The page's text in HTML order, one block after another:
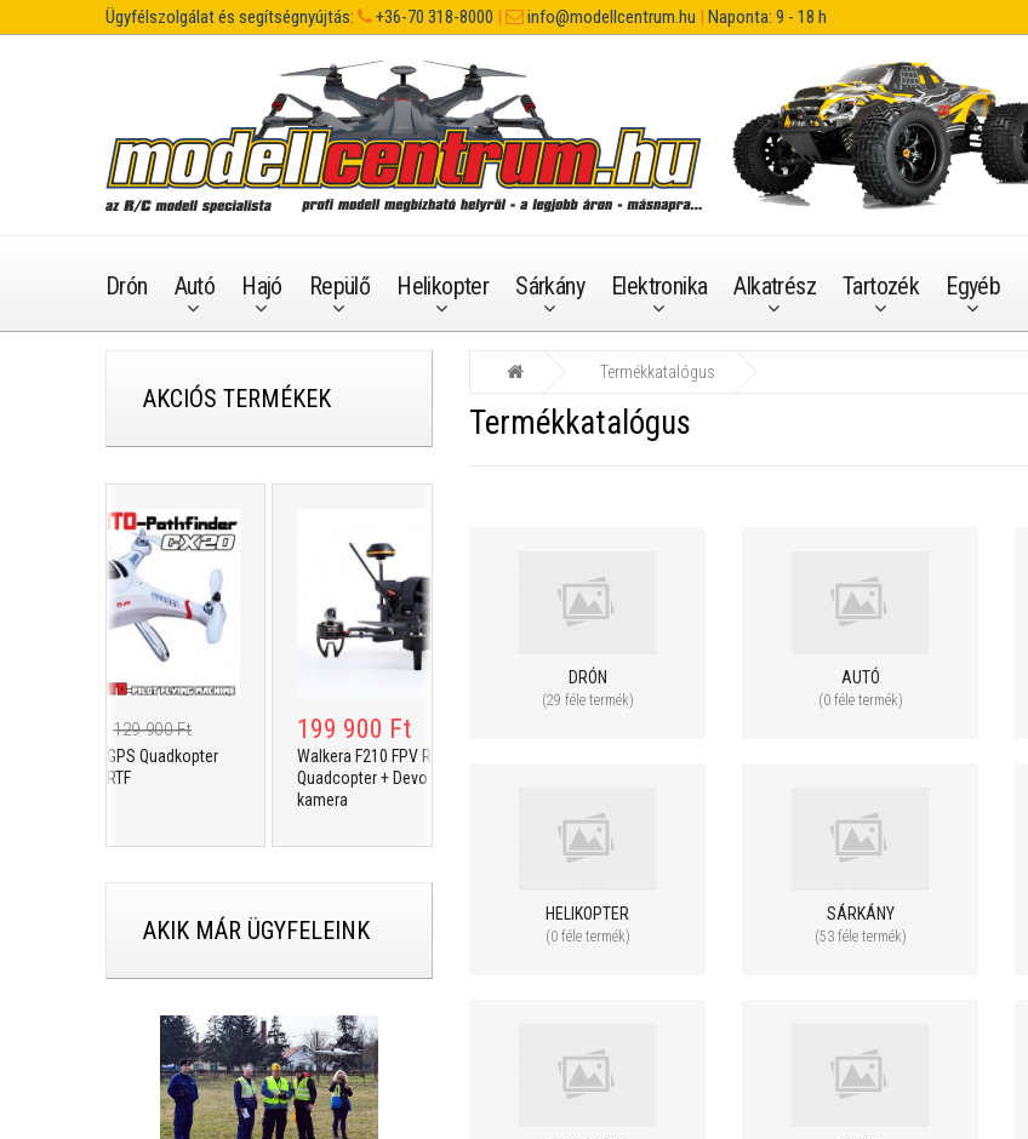
Ügyfélszolgálat és segítségnyújtás: +36-70 318-8000 | info@modellcentrum.hu | Naponta: 9 - 18 h
Drón Autó Hajó Repülő Helikopter Sárkány Elektronika Alkatrész Tartozék Egyéb
Termékkatalógus
Termékkatalógus
DRÓN
(29 féle termék)
AUTÓ
(0 féle termék)
HELIKOPTER
(0 féle termék)
SÁRKÁNY
(53 féle termék)
AKCIÓS TERMÉKEK
129 900 Ft
Drón - 4ch GPS Quadkopter
199 900 Ft
Walkera F210 FPV Racing
Quadcopter + Devo 7 + Éjjellátó Sony
kamera
AKIK MÁR ÜGYFELEINK